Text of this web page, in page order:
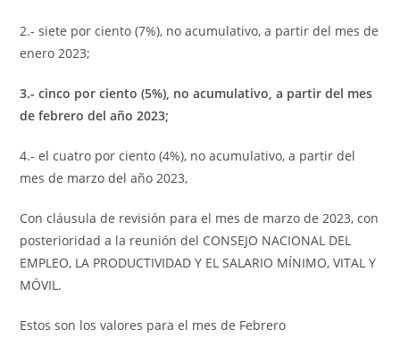
2.- siete por ciento (7%), no acumulativo, a partir del mes de
enero 2023;
3.- cinco por ciento (5%), no acumulativo, a partir del mes
de febrero del año 2023;
4.- el cuatro por ciento (4%), no acumulativo, a partir del
mes de marzo del año 2023,
Con cláusula de revisión para el mes de marzo de 2023, con
posterioridad a la reunión del CONSEJO NACIONAL DEL
EMPLEO, LA PRODUCTIVIDAD Y EL SALARIO MÍNIMO, VITAL Y
MÓVIL.
Estos son los valores para el mes de Febrero